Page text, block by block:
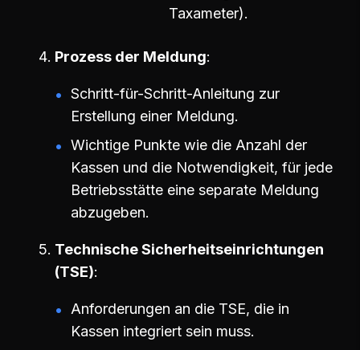
Taxameter).
Prozess der Meldung
Schritt-für-Schritt-Anleitung zur
Erstellung einer Meldung.
Wichtige Punkte wie die Anzahl der
Kassen und die Notwendigkeit, für jede
Betriebsstätte eine separate Meldung
abzugeben.
Technische Sicherheitseinrichtungen
(TSE)
Anforderungen an die TSE, die in
Kassen integriert sein muss.